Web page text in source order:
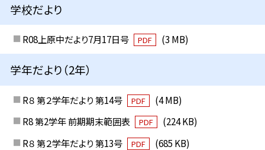
学校だより
R08上原中だより7月17日号 PDF (3 MB)
学年だより（2年）
R８ 第２学年だより 第14号 PDF
(4 MB)
R8 第2学年 前期期末範囲表
PDF
(224 KB)
R８ 第２学年だより 第13号
PDF (685 KB)